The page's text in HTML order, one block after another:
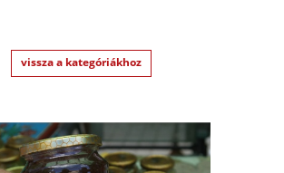
vissza a kategóriákhoz